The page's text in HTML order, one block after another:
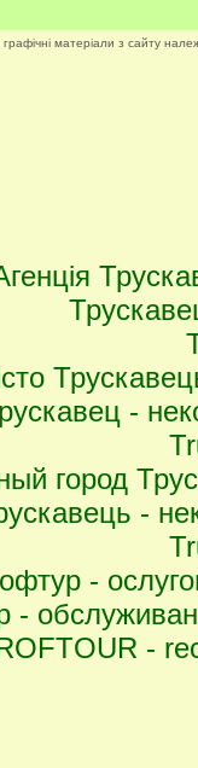
графічні матеріали з сайту